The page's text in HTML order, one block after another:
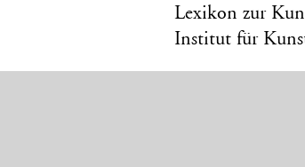
Lexikon zur
Institut für